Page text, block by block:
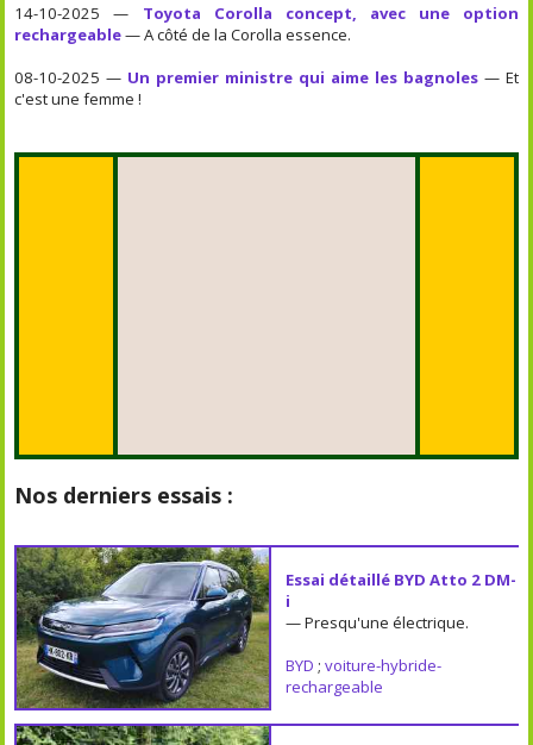
14-10-2025 — Toyota Corolla concept, avec une option
rechargeable— A côté de la Corolla essence.
08-10-2025 — Un premier ministre qui aime les bagnoles— Et
c'est une femme !
Nos derniers essais :
Essai détaillé BYD Atto 2 DM-
i
— Presqu'une électrique.
BYD ; voiture-hybride-
rechargeable